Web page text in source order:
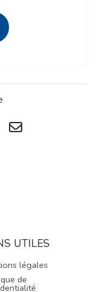
UTILES
légales
de